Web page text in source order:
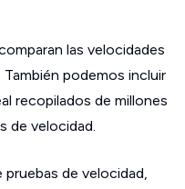
las velocidades
podemos incluir
recopilados de millones
de velocidad.
de velocidad,